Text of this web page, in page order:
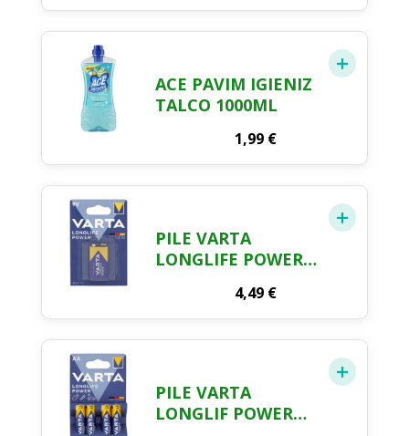
ACE PAVIM IGIENIZ
TALCO 1000ML
1,99 €
PILE VARTA
LONGLIFE POWER
4,49 €
PILE VARTA
LONGLIF POWER